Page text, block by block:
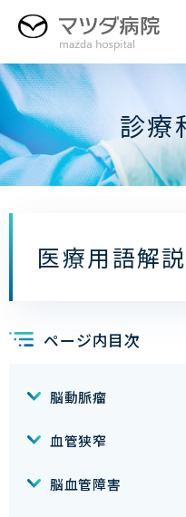
バ
ル
ビ
ゲ
ー
シ
ー
へ
ー
メ
ュ
ー
の
開
診療
医療用語解
ページ内目次
脳動脈瘤
血管狭窄
脳血管障害